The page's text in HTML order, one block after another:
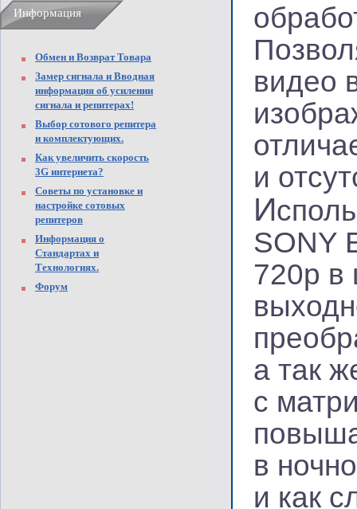
Информация
Обмен и Возврат Товара
Замер сигнала и Вводная
информация об усилении
сигнала и репитерах!
Выбор сотового репитера
и комплектующих.
Как увеличить скорость
3G интернета?
Советы по установке и
настройке сотовых
репитеров
Информация о
Стандартах и
Технологиях.
Форум
видео
и
И
SONY
720p в
а так
с
в
и как